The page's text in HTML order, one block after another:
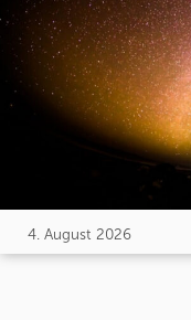
4. August 2026